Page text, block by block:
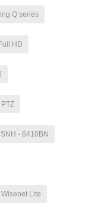
Q series
HD
- 6410BN
Lite